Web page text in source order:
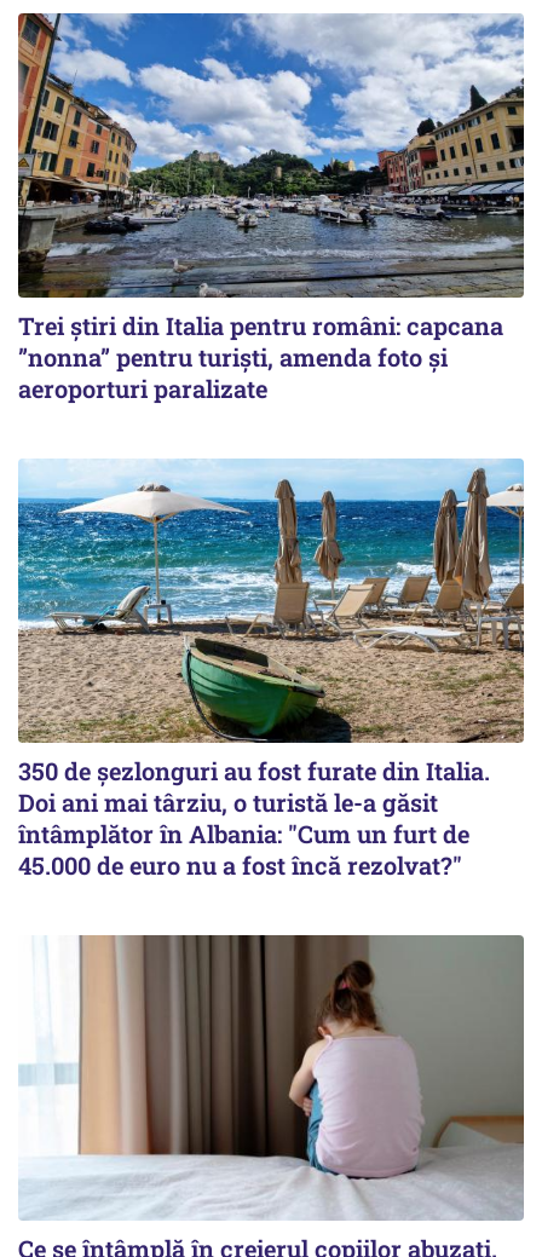
Trei știri din Italia pentru români: capcana
”nonna” pentru turiști, amenda foto și
aeroporturi paralizate
350 de șezlonguri au fost furate din Italia.
Doi ani mai târziu, o turistă le-a găsit
întâmplător în Albania: "Cum un furt de
45.000 de euro nu a fost încă rezolvat?"
Ce se întâmplă în creierul copiilor abuzați.